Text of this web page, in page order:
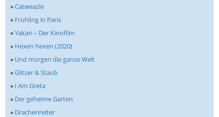
»Catweazle
» Frühling in Paris
»Yakari – Der Kinofilm
» Hexen hexen (2020)
» Und morgen die ganze Welt
»Glitzer & Staub
» I Am Greta
» Der geheime Garten
» Drachenreiter